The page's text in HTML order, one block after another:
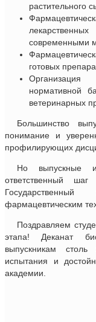
растительного
современными
готовых
нормативной
ветеринарных
Большинство
понимание и
профилирующих
Но выпускные
ответственный
фармацевтическим
Поздравляем
этапа! Деканат
выпускникам
испытания и
академии.